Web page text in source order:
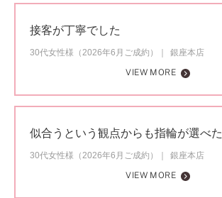
接客が丁寧でした
30代女性様（2026年6月ご成約）
銀座本店
VIEW MORE
似合うという観点からも指輪が選べた
30代女性様（2026年6月ご成約）
銀座本店
VIEW MORE